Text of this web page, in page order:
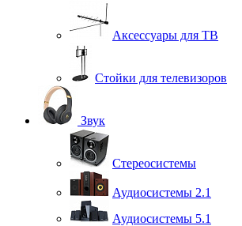
Аксессуары для ТВ
Стойки для телевизоров
Звук
Стереосистемы
Аудиосистемы 2.1
Аудиосистемы 5.1